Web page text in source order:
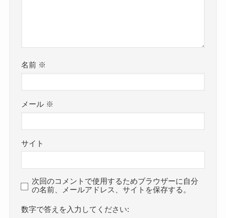
名前 ※
メール ※
サイト
次回のコメントで使用するためブラウザーに自分
の名前、メールアドレス、サイトを保存する。
数字で答えを入力してください: